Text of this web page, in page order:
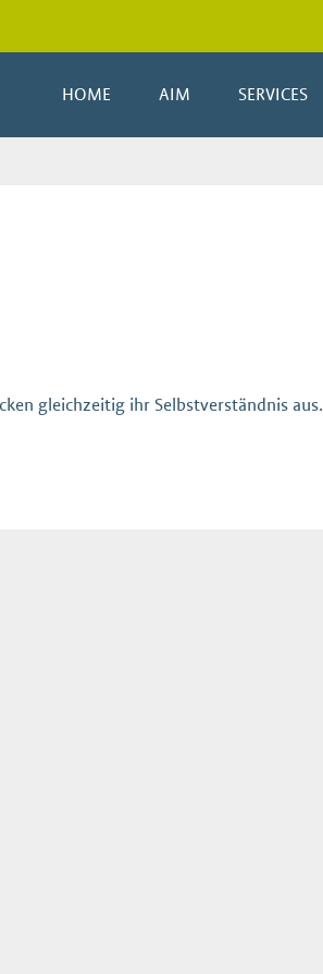
HOME AIM SERVICES
gleichzeitig ihr Selbstverständnis aus.